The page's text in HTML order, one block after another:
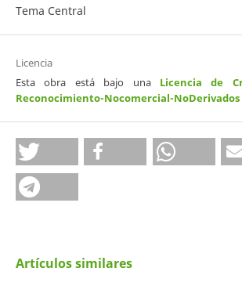
Tema Central
Licencia
Esta obra está bajo una Licencia de
Reconocimiento-Nocomercial-
Artículos similares